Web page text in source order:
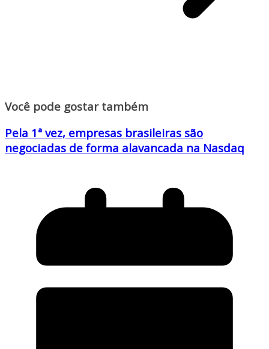
Você pode gostar também
Pela 1ª vez, empresas brasileiras são
negociadas de forma alavancada na Nasdaq